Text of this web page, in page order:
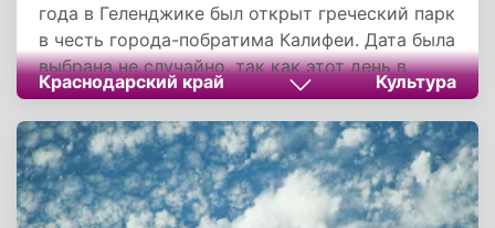
года в Геленджике был открыт греческий парк
в честь города-побратима Калифеи. Дата была
выбрана не случайно, так как этот день в
истории города ознаменовался важным
событием. Отныне в городе-курорте
появилось название «Парк имени города-
побратима Геленджика Каллифеи» - города в
пространстве Больших Афин.
Краснодарский край Культура